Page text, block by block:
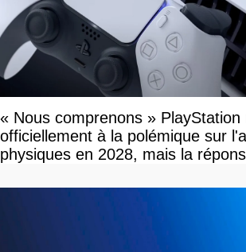
« Nous comprenons » PlayStation
officiellement à la polémique sur
physiques en 2028, mais la